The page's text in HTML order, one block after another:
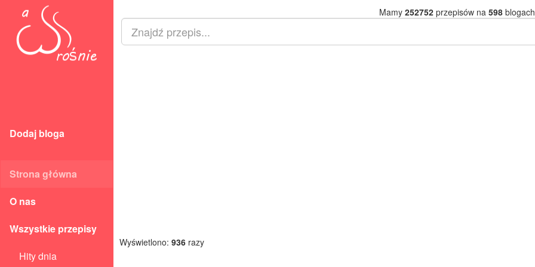
Dodaj bloga
Strona główna
O nas
Wszystkie przepisy
Hity dnia
Mamy 252752przepisów na 598
Wyświetlono: 936 razy